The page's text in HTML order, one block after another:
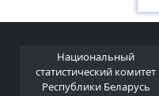
Национальный
статистический комитет
Республики Беларусь